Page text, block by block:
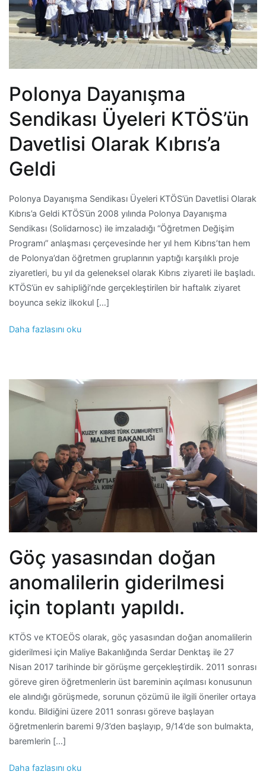
Polonya Dayanışma
Sendikası Üyeleri KTÖS’ün
Davetlisi Olarak Kıbrıs’a
Geldi
Polonya Dayanışma Sendikası Üyeleri KTÖS’ün Davetlisi Olarak
Kıbrıs’a Geldi KTÖS’ün 2008 yılında Polonya Dayanışma
Sendikası (Solidarnosc) ile imzaladığı “Öğretmen Değişim
Programı” anlaşması çerçevesinde her yıl hem Kıbrıs’tan hem
de Polonya’dan öğretmen gruplarının yaptığı karşılıklı proje
ziyaretleri, bu yıl da geleneksel olarak Kıbrıs ziyareti ile başladı.
KTÖS’ün ev sahipliği’nde gerçekleştirilen bir haftalık ziyaret
boyunca sekiz ilkokul […]
Daha fazlasını oku
Göç yasasından doğan
anomalilerin giderilmesi
için toplantı yapıldı.
KTÖS ve KTOEÖS olarak, göç yasasından doğan anomalilerin
giderilmesi için Maliye Bakanlığında Serdar Denktaş ile 27
Nisan 2017 tarihinde bir görüşme gerçekleştirdik. 2011 sonrası
göreve giren öğretmenlerin üst bareminin açılması konusunun
ele alındığı görüşmede, sorunun çözümü ile ilgili öneriler ortaya
kondu. Bildiğini üzere 2011 sonrası göreve başlayan
öğretmenlerin baremi 9/3’den başlayıp, 9/14’de son bulmakta,
baremlerin […]
Daha fazlasını oku